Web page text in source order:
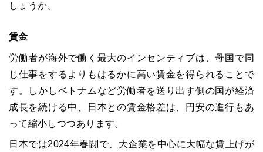
しょうか。
賃金
労働者が海外で働く最大のインセンティブは、母国で同
じ仕事をするよりもはるかに高い賃金を得られることで
す。しかしベトナムなど労働者を送り出す側の国が経済
成長を続ける中、日本との賃金格差は、円安の進行もあ
って縮小しつつあります。
日本では2024年春闘で、大企業を中心に大幅な賃上げが